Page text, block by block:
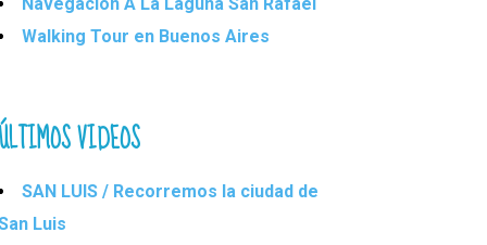
Walking Tour en Buenos Aires
VIDEOS
SAN LUIS / Recorremos la ciudad de
Luis